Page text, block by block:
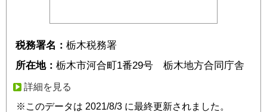
税務署名： 栃木税務署
所在地： 栃木市河合町1番29号 栃木地方合同庁舎
詳細を見る
※このデータは 2021/8/3 に最終更新されました。